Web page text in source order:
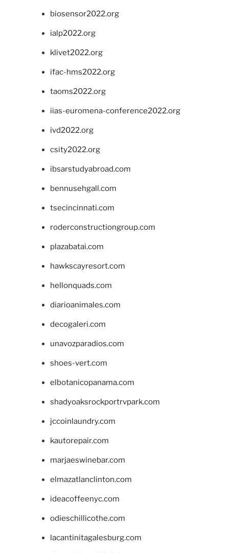
biosensor2022.org
ialp2022.org
klivet2022.org
ifac-hms2022.org
taoms2022.org
iias-euromena-conference2022.org
ivd2022.org
csity2022.org
ibsarstudyabroad.com
bennusehgall.com
tsecincinnati.com
roderconstructiongroup.com
plazabatai.com
hawkscayresort.com
hellonquads.com
diarioanimales.com
decogaleri.com
unavozparadios.com
shoes-vert.com
elbotanicopanama.com
shadyoaksrockportrvpark.com
jccoinlaundry.com
kautorepair.com
marjaeswinebar.com
elmazatlanclinton.com
ideacoffeenyc.com
odieschillicothe.com
lacantinitagalesburg.com